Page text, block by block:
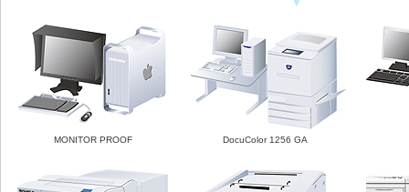
MONITOR PROOF DocuColor 1256 GA